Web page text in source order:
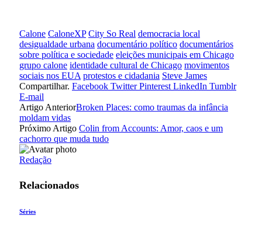
Calone CaloneXP City So Real democracia local
desigualdade urbana documentário político documentários
sobre política e sociedade eleições municipais em Chicago
grupo calone identidade cultural de Chicago movimentos
sociais nos EUA protestos e cidadania Steve James
Compartilhar. Facebook Twitter Pinterest LinkedIn Tumblr
E-mail
Artigo AnteriorBroken Places: como traumas da infância
moldam vidas
Próximo Artigo Colin from Accounts: Amor, caos e um
cachorro que muda tudo
Redação
Relacionados
Séries